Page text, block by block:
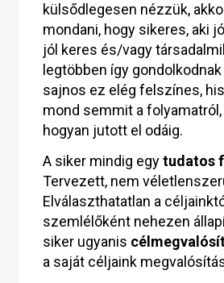
külsődlegesen nézzük,
mondani, hogy sikeres, aki
jól keres és/vagy
legtöbben így
sajnos ez elég felszínes,
mond semmit a
hogyan jutott el odáig.
A siker mindig egytudatos
Tervezett, nem
Elválaszthatatlan a
szemlélőként nehezen
siker ugyanis
a saját céljaink